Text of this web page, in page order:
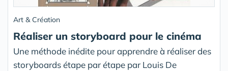
Art & Création
Réaliser un storyboard pour le cinéma
Une méthode inédite pour apprendre à réaliser des
storyboards étape par étape par Louis De